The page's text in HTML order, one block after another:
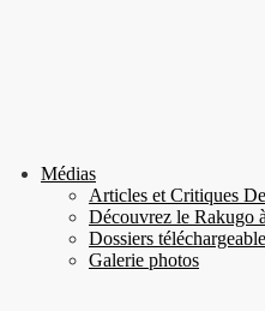
Médias
Articles et Critiques
Découvrez le Rakugo
Dossiers
Galerie photos